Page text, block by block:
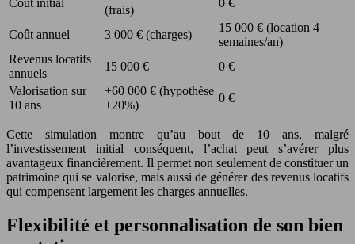
Coût initial
(frais)
0 €
Coût annuel 3 000 € (charges)
15 000 € (location 4
semaines/an)
Revenus locatifs
annuels
15 000 €
0 €
Valorisation sur
10 ans
+60 000 € (hypothèse
+20%)
0 €
Cette simulation montre qu’au bout de 10 ans, malgré
l’investissement initial conséquent, l’achat peut s’avérer plus
avantageux financièrement. Il permet non seulement de constituer un
patrimoine qui se valorise, mais aussi de générer des revenus locatifs
qui compensent largement les charges annuelles.
Flexibilité et personnalisation de son bien